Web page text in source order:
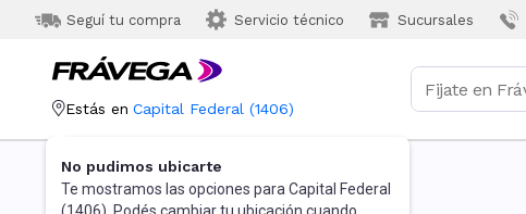
Seguí tu compra Servicio técnico Sucursales
Estás en Capital Federal (1406)
No pudimos ubicarte
Te mostramos las opciones para Capital Federal